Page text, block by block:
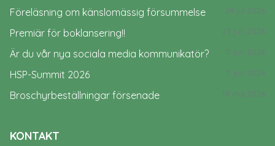
Föreläsning om känslomässig försummelse 24 jul 2026
Premiär för boklansering!! 23 jun 2026
Är du vår nya sociala media kommunikatör? 11 jun 2026
HSP-Summit 2026 11 jun 2026
Broschyrbeställningar försenade 18 maj 2026
KONTAKT